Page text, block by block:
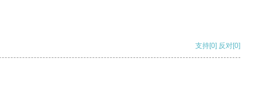
支持[0] 反对[0]